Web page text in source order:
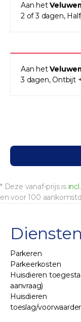
Aan het
2 of 3 dagen,
Aan het
3 dagen, Ontbijt
* Deze vanaf-prijs is
en voor 100
Diensten
Parkeren
Parkeerkosten
Huisdieren
aanvraag)
Huisdieren
toeslag/